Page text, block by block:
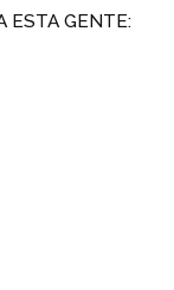
ESTA GENTE: